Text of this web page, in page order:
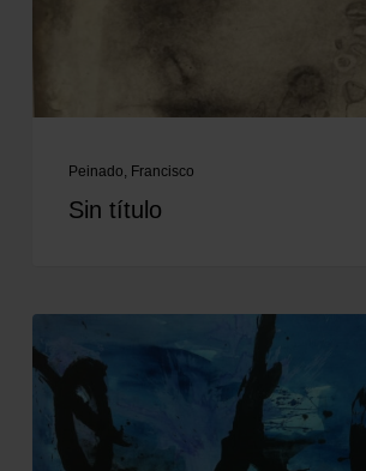
Peinado, Francisco
Sin título